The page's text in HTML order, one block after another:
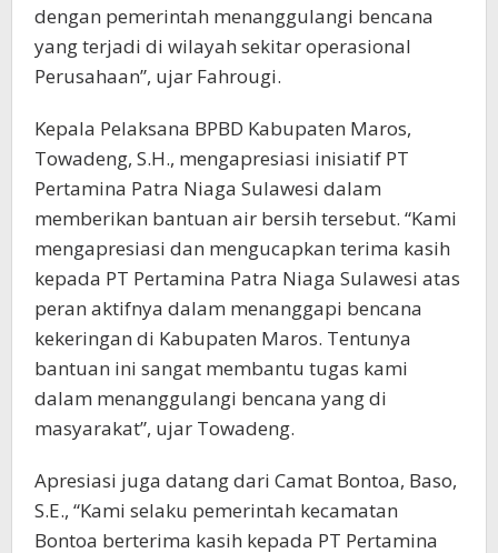
dengan pemerintah menanggulangi bencana
yang terjadi di wilayah sekitar operasional
Perusahaan”, ujar Fahrougi.
Kepala Pelaksana BPBD Kabupaten Maros,
Towadeng, S.H., mengapresiasi inisiatif PT
Pertamina Patra Niaga Sulawesi dalam
memberikan bantuan air bersih tersebut. “Kami
mengapresiasi dan mengucapkan terima kasih
kepada PT Pertamina Patra Niaga Sulawesi atas
peran aktifnya dalam menanggapi bencana
kekeringan di Kabupaten Maros. Tentunya
bantuan ini sangat membantu tugas kami
dalam menanggulangi bencana yang di
masyarakat”, ujar Towadeng.
Apresiasi juga datang dari Camat Bontoa, Baso,
S.E., “Kami selaku pemerintah kecamatan
Bontoa berterima kasih kepada PT Pertamina